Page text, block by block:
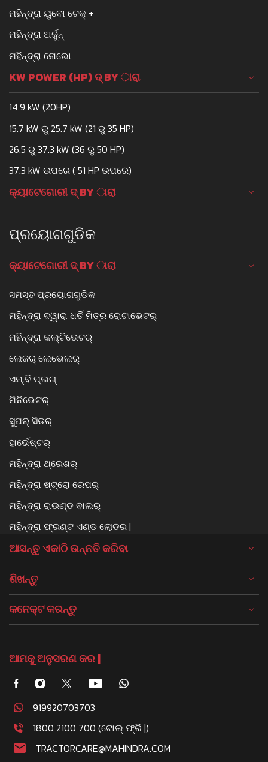
ମହିନ୍ଦ୍ରା ୟୁବୋ ଟେକ୍ +
ମହିନ୍ଦ୍ରା ଅର୍ଜୁନ୍
ମହିନ୍ଦ୍ରା ନୋଭୋ
KW POWER (HP) ଦ୍ BY ାରା
14.9 kW (20HP)
15.7 kW ରୁ 25.7 kW (21 ରୁ 35 HP)
26.5 ରୁ 37.3 kW (36 ରୁ 50 HP)
37.3 kW ଉପରେ ( 51 HP ଉପରେ)
କ୍ୟାଟେଗୋରୀ ଦ୍ BY ାରା
ପ୍ରୟୋଗଗୁଡିକ
କ୍ୟାଟେଗୋରୀ ଦ୍ BY ାରା
ସମସ୍ତ ପ୍ରୟୋଗଗୁଡିକ
ମହିନ୍ଦ୍ରା ଦ୍ୱାରା ଧର୍ତି ମିତ୍ର ରୋଟାଭେଟର୍
ମହିନ୍ଦ୍ରା କଲ୍ଟିଭେଟର୍
ଲେଜର୍ ଲେଭେଲର୍
ଏମ୍.ବି ପ୍ଲଗ୍
ମିନିଭେଟର୍
ସୁପର୍ ସିଡର୍
ହାର୍ଭେଷ୍ଟର୍
ମହିନ୍ଦ୍ରା ଥ୍ରେଶର୍
ମହିନ୍ଦ୍ରା ଷ୍ଟ୍ରୋ ରେପର୍
ମହିନ୍ଦ୍ରା ରାଉଣ୍ଡ ବାଲର୍
ମହିନ୍ଦ୍ରା ଫ୍ରଣ୍ଟ ଏଣ୍ଡ ଲୋଡର |
ଆସନ୍ତୁ ଏକାଠି ଉନ୍ନତି କରିବା
ଶିଖନ୍ତୁ
କନେକ୍ଟ କରନ୍ତୁ
ଆମକୁ ଅନୁସରଣ କର |
919920703703
1800 2100 700 (ଟୋଲ୍ ଫ୍ରି |)
TRACTORCARE@MAHINDRA.COM